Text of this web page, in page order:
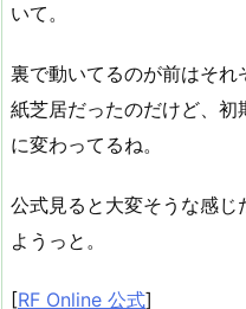
いて。
裏で動いてるのが前はそ
紙芝居だったのだけど、
に変わってるね。
公式見ると大変そうな感じ
ようっと。
[RF Online 公式]